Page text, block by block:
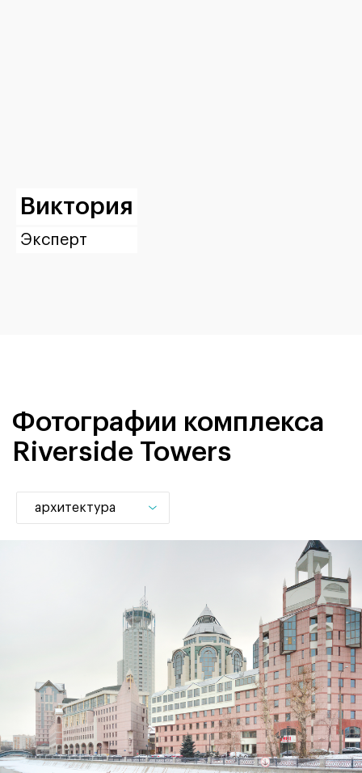
Виктория
Эксперт
Фотографии комплекса
Riverside Towers
архитектура